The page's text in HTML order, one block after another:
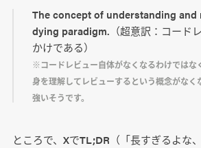
The concept of understanding
dying paradigm.（超意訳：コード
かけである）
※コードレビュー自体がなくなるわけではな
身を理解してレビューするという概念がな
強いそうです。
ところで、XでTL;DR（「長すぎるよな